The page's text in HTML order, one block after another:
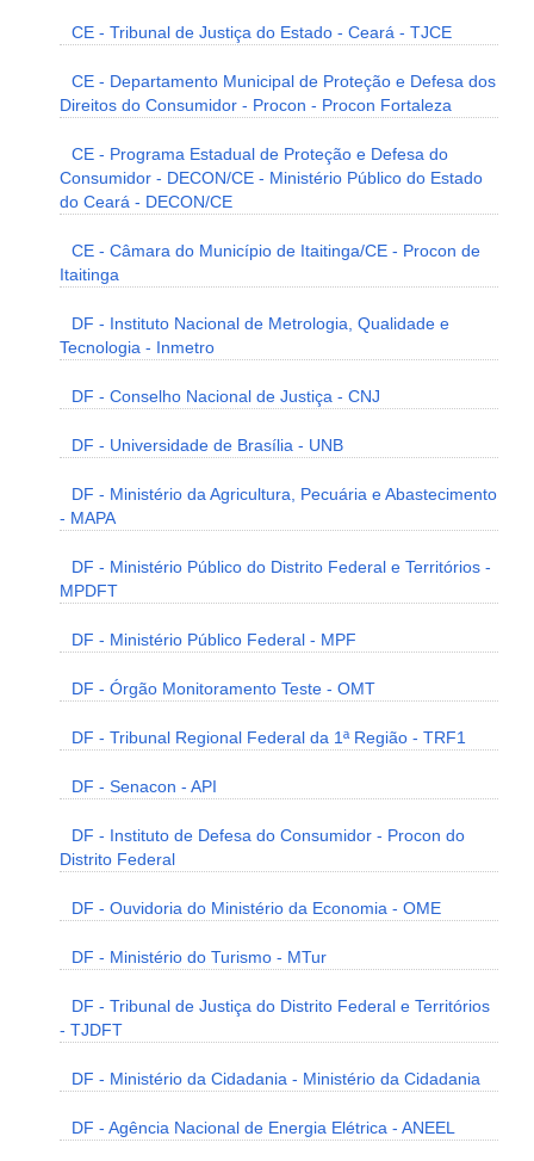
CE - Tribunal de Justiça do Estado - Ceará - TJCE
CE - Departamento Municipal de Proteção e Defesa dos
Direitos do Consumidor - Procon - Procon Fortaleza
CE - Programa Estadual de Proteção e Defesa do
Consumidor - DECON/CE - Ministério Público do Estado
do Ceará - DECON/CE
CE - Câmara do Município de Itaitinga/CE - Procon de
Itaitinga
DF - Instituto Nacional de Metrologia, Qualidade e
Tecnologia - Inmetro
DF - Conselho Nacional de Justiça - CNJ
DF - Universidade de Brasília - UNB
DF - Ministério da Agricultura, Pecuária e Abastecimento
- MAPA
DF - Ministério Público do Distrito Federal e Territórios -
MPDFT
DF - Ministério Público Federal - MPF
DF - Órgão Monitoramento Teste - OMT
DF - Tribunal Regional Federal da 1ª Região - TRF1
DF - Senacon - API
DF - Instituto de Defesa do Consumidor - Procon do
Distrito Federal
DF - Ouvidoria do Ministério da Economia - OME
DF - Ministério do Turismo - MTur
DF - Tribunal de Justiça do Distrito Federal e Territórios
- TJDFT
DF - Ministério da Cidadania - Ministério da Cidadania
DF - Agência Nacional de Energia Elétrica - ANEEL